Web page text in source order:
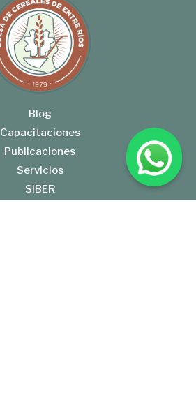
Blog
Capacitaciones
Publicaciones
Servicios
SIBER